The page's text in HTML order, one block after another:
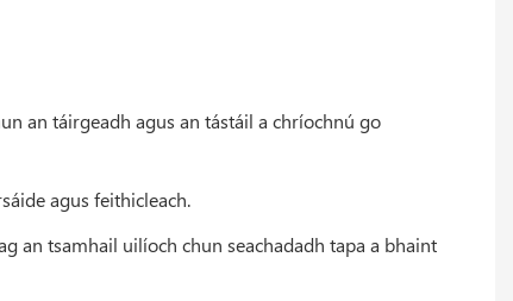
an táirgeadh agus an tástáil a chríochnú go
agus feithicleach.
an tsamhail uilíoch chun seachadadh tapa a bhaint